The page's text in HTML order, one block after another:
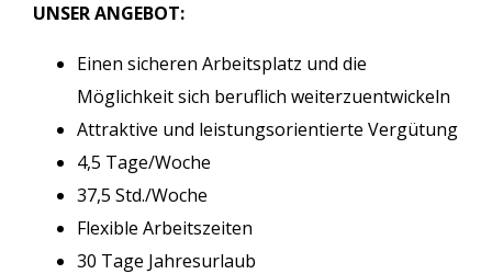
UNSER ANGEBOT:
Einen sicheren Arbeitsplatz und die
Möglichkeit sich beruflich weiterzuentwickeln
Attraktive und leistungsorientierte Vergütung
4,5 Tage/Woche
37,5 Std./Woche
Flexible Arbeitszeiten
30 Tage Jahresurlaub